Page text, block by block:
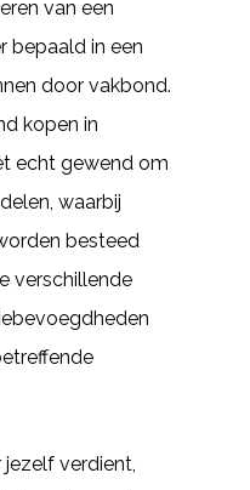
van een
bepaald in een
door vakbond.
kopen in
echt gewend om
waarbij
besteed
verschillende
verdient,